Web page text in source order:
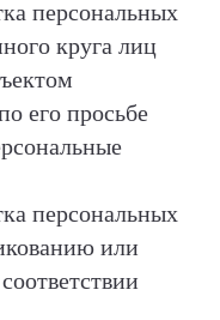
персональных
круга лиц
его просьбе
персональных
или